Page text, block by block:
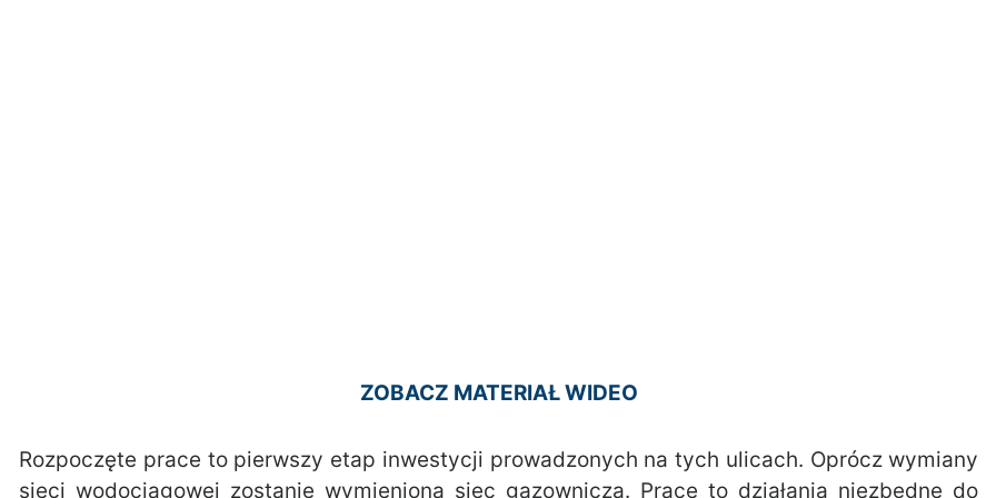
ZOBACZ MATERIAŁ WIDEO
Rozpoczęte prace to pierwszy etap inwestycji prowadzonych na tych ulicach. Oprócz wymiany
sieci wodociągowej zostanie wymieniona siec gazownicza. Prace to działania niezbędne do